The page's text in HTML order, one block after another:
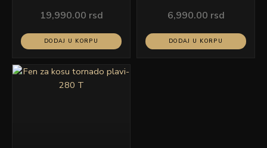
STYLER ZA KOSU
GREEN
19,990.00 rsd
DODAJ U KORPU
6,990.00 rsd
DODAJ U KORPU